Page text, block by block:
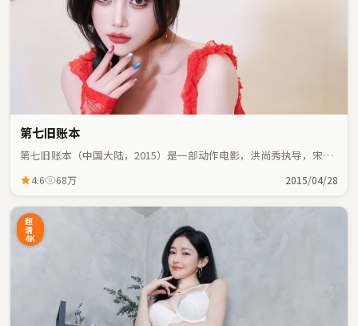
第七旧账本
第七旧账本（中国大陆，2015）是一部动作电影，洪尚秀执导，宋康
4.6 68万 2015/04/28
超
清
4K